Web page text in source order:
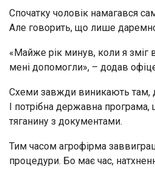
Спочатку чоловік намагався
Але говорить, що лише
«Майже рік минув, коли я зміг
мені допомогли», – додав
Схеми завжди виникають там,
І потрібна державна
тяганину з документами.
Тим часом агрофірма
процедури. Бо має час,